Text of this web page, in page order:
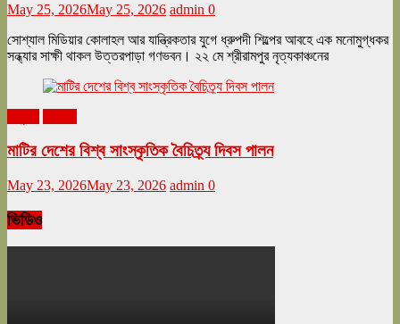
May 25, 2026May 25, 2026 admin 0
সোশ্যাল মিডিয়ার কোলাহল আর যান্ত্রিকতার যুগে ধ্রুপদী শিল্পের আবহে এক মনোমুগ্ধকর
সন্ধ্যার সাক্ষী থাকল উত্তরপাড়া গণভবন। ২২ মে শ্রীরামপুর নৃত্যকাঞ্চনের
মাটির দেশের বিশ্ব সাংস্কৃতিক বৈচিত্র্য দিবস পালন
May 23, 2026May 23, 2026 admin 0
ভিডিও